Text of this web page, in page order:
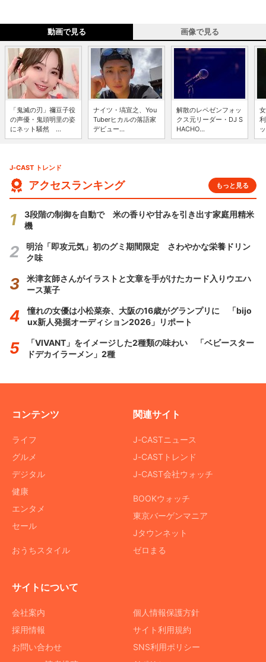
動画で見る 画像で見る
「鬼滅の刃」禰豆子役
の声優・鬼頭明里の姿
にネット騒然 ...
ナイツ・塙宣之、You
Tuberヒカルの落語家
デビュー...
解散のレペゼンフォッ
クス元リーダー・DJ S
HACHO...
J-CAST トレンド
アクセスランキング もっと見る
3段階の制御を自動で 米の香りや甘みを引き出す家庭用精米
機
明治「即攻元気」初のグミ期間限定 さわやかな栄養ドリン
ク味
米津玄師さんがイラストと文章を手がけたカード入りウエハ
ース菓子
憧れの女優は小松菜奈、大阪の16歳がグランプリに 「bijo
ux新人発掘オーディション2026」リポート
「VIVANT」をイメージした2種類の味わい 「ベビースター
ドデカイラーメン」2種
コンテンツ
ライフ
グルメ
デジタル
健康
エンタメ
セール
おうちスタイル
関連サイト
J-CASTニュース
J-CASTトレンド
J-CAST会社ウォッチ
BOOKウォッチ
東京バーゲンマニア
Jタウンネット
ゼロまる
サイトについて
会社案内
採用情報
お問い合わせ
個人情報保護方針
サイト利用規約
SNS利用ポリシー